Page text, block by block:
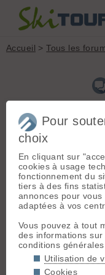
Accueil >Tous les
D
djack [237posts] -
Ce week-end j'ai
ski de rando qui me
la poche de son
sweat-shirt (beau
arracher et le DVA
on a moins de risque
le raisonnement se
Qu'en pensez-vous?
Pour
choix
En cliquant sur
cookies à usage
fonctionnement du
tiers à des fins
annonces pour
adaptées à vos
Vous pouvez à tout
des informations
conditions
Utilisation de
Cookies